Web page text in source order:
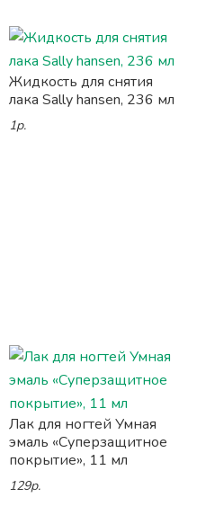
Жидкость для снятия
лака Sally hansen, 236 мл
1р.
Лак для ногтей Умная
эмаль «Суперзащитное
покрытие», 11 мл
129р.